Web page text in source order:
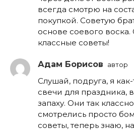
всегда смотрю на
покупкой. Советую
основе соевого воска.
классные советы!
Адам Борисов автор
Слушай, подруга, я
свечи для праздника,
запаху. Они так
смотрелись просто
советы, теперь знаю,